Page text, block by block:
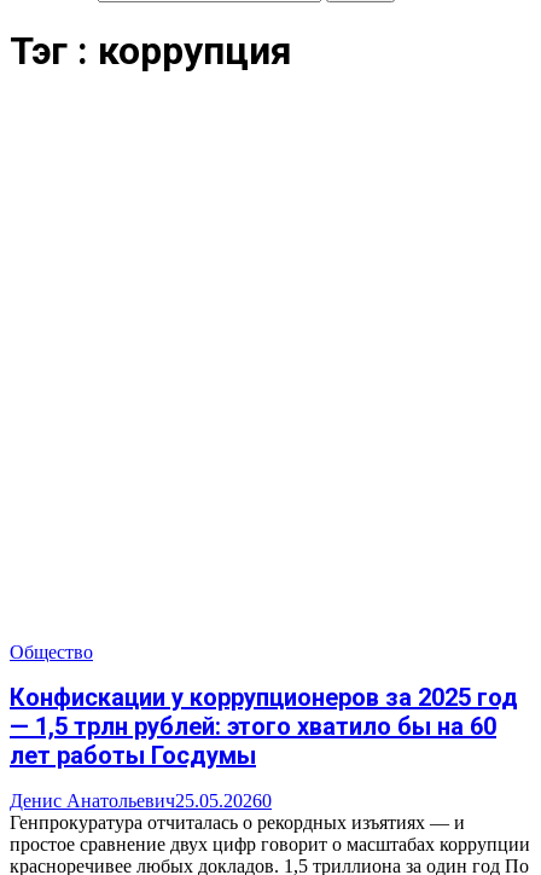
Тэг : коррупция
Общество
Конфискации у коррупционеров за 2025 год
— 1,5 трлн рублей: этого хватило бы на 60
лет работы Госдумы
Денис Анатольевич25.05.20260
Генпрокуратура отчиталась о рекордных изъятиях — и
простое сравнение двух цифр говорит о масштабах коррупции
красноречивее любых докладов. 1,5 триллиона за один год По